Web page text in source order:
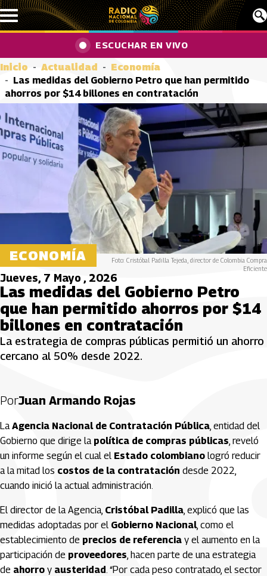
Pasar al contenido principal
ESCUCHAR EN VIVO
Inicio Actualidad
Economía
Las medidas del Gobierno Petro que han permitido
ahorros por $14 billones en contratación
ECONOMÍA
Foto: Cristóbal Padilla Tejeda, director de Colombia Compra
Eficiente
Jueves, 7 Mayo , 2026
Las medidas del Gobierno Petro
que han permitido ahorros por $14
billones en contratación
La estrategia de compras públicas permitió un ahorro
cercano al 50% desde 2022.
PorJuan Armando Rojas
LaAgencia Nacional de Contratación Pública, entidad del
Gobierno que dirige la política de compras públicas, reveló
un informe según el cual el Estado colombiano logró reducir
a la mitad los costos de la contratación desde 2022,
cuando inició la actual administración.
El director de la Agencia, Cristóbal Padilla, explicó que las
medidas adoptadas por el Gobierno Nacional, como el
establecimiento de precios de referencia y el aumento en la
participación de proveedores, hacen parte de una estrategia
de ahorro y austeridad. “Por cada peso contratado, el sector